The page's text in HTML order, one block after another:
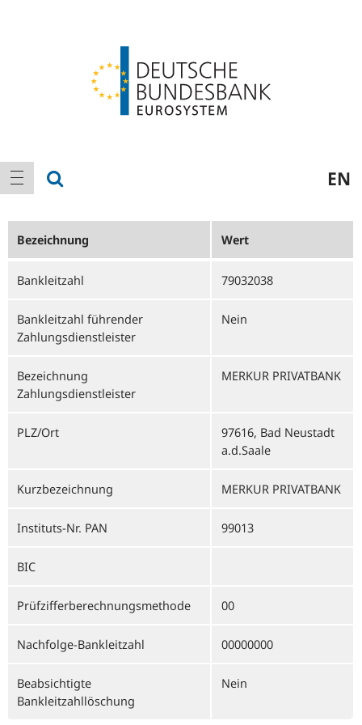
Hauptnavigation
Navigation anzeigen EN
Bezeichnung Wert
Bankleitzahl 79032038
Bankleitzahl führender
Zahlungsdienstleister
Nein
Bezeichnung
Zahlungsdienstleister
MERKUR PRIVATBANK
PLZ/Ort
97616, Bad Neustadt
a.d.Saale
Kurzbezeichnung MERKUR PRIVATBANK
Instituts-Nr. PAN 99013
BIC
Prüfzifferberechnungsmethode 00
Nachfolge-Bankleitzahl 00000000
Beabsichtigte
Bankleitzahllöschung
Nein